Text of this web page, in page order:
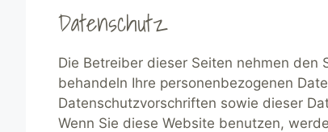
Datenschutz
Die Betreiber dieser Seiten nehmen den
behandeln Ihre personenbezogenen
Datenschutzvorschriften sowie dieser
Wenn Sie diese Website benutzen,